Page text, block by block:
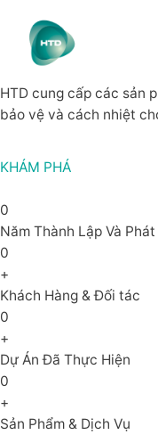
GIẢI PHÁP
vững
HTD cung cấp các sản
bảo vệ và cách nhiệt
KHÁM PHÁ
0
Năm Thành Lập Và
0
+
Khách Hàng & Đối tác
0
+
Dự Án Đã Thực Hiện
0
+
Sản Phẩm & Dịch Vụ